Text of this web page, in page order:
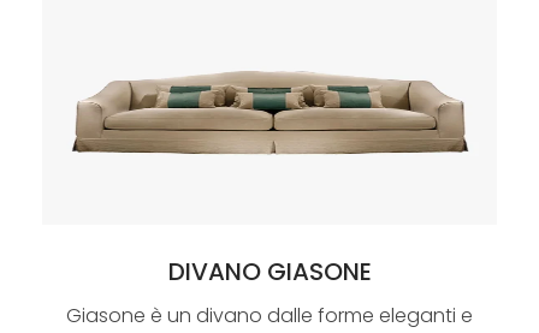
DIVANO GIASONE
Giasone è un divano dalle forme eleganti e